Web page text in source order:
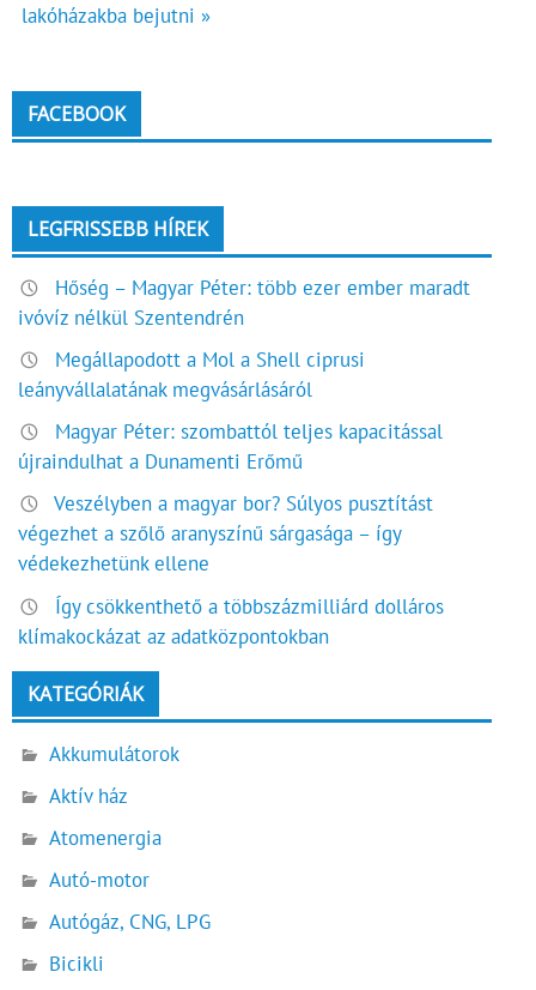
lakóházakba bejutni »
FACEBOOK
LEGFRISSEBB HÍREK
Hőség – Magyar Péter: több ezer ember maradt
ivóvíz nélkül Szentendrén
Megállapodott a Mol a Shell ciprusi
leányvállalatának megvásárlásáról
Magyar Péter: szombattól teljes kapacitással
újraindulhat a Dunamenti Erőmű
Veszélyben a magyar bor? Súlyos pusztítást
végezhet a szőlő aranyszínű sárgasága – így
védekezhetünk ellene
Így csökkenthető a többszázmilliárd dolláros
klímakockázat az adatközpontokban
KATEGÓRIÁK
Akkumulátorok
Aktív ház
Atomenergia
Autó-motor
Autógáz, CNG, LPG
Bicikli